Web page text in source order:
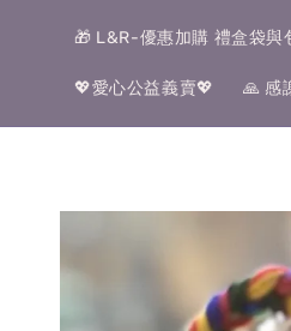
🎁 L&R-優惠加購 禮盒袋與
💖愛心公益義賣💖 🙏 感